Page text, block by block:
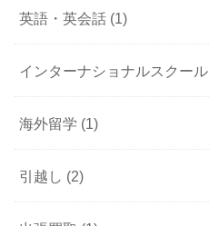
英語・英会話 (1)
インターナショナルスクール
海外留学 (1)
引越し (2)